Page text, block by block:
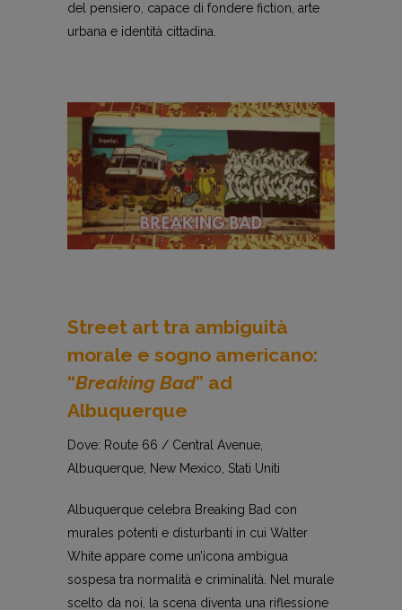
del pensiero, capace di fondere fiction, arte
urbana e identità cittadina.
Street art tra ambiguità
morale e sogno americano:
“Breaking Bad” ad
Albuquerque
Dove: Route 66 / Central Avenue,
Albuquerque, New Mexico, Stati Uniti
Albuquerque celebra Breaking Bad con
murales potenti e disturbanti in cui Walter
White appare come un’icona ambigua
sospesa tra normalità e criminalità. Nel murale
scelto da noi, la scena diventa una riflessione